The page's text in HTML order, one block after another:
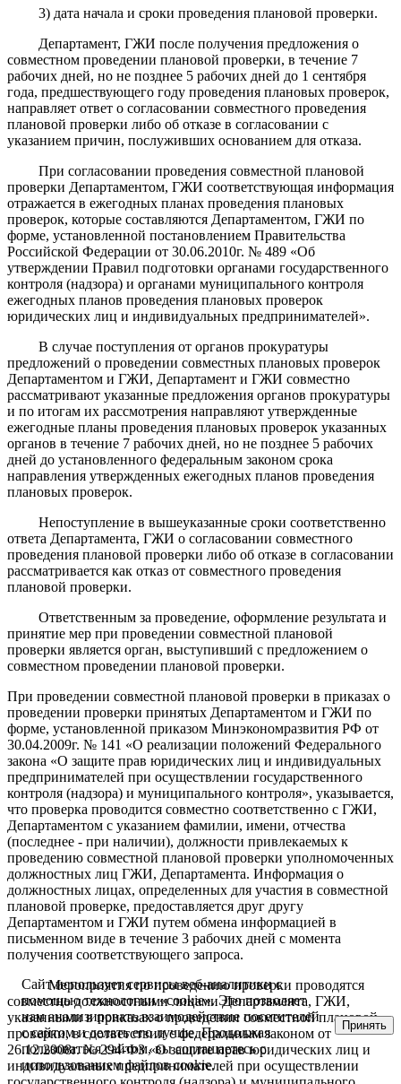
3) дата начала и сроки проведения плановой проверки.
Департамент, ГЖИ после получения предложения о
совместном проведении плановой проверки, в течение 7
рабочих дней, но не позднее 5 рабочих дней до 1 сентября
года, предшествующего году проведения плановых проверок,
направляет ответ о согласовании совместного проведения
плановой проверки либо об отказе в согласовании с
указанием причин, послуживших основанием для отказа.
При согласовании проведения совместной плановой
проверки Департаментом, ГЖИ соответствующая информация
отражается в ежегодных планах проведения плановых
проверок, которые составляются Департаментом, ГЖИ по
форме, установленной постановлением Правительства
Российской Федерации от 30.06.2010г. № 489 «Об
утверждении Правил подготовки органами государственного
контроля (надзора) и органами муниципального контроля
ежегодных планов проведения плановых проверок
юридических лиц и индивидуальных предпринимателей».
В случае поступления от органов прокуратуры
предложений о проведении совместных плановых проверок
Департаментом и ГЖИ, Департамент и ГЖИ совместно
рассматривают указанные предложения органов прокуратуры
и по итогам их рассмотрения направляют утвержденные
ежегодные планы проведения плановых проверок указанных
органов в течение 7 рабочих дней, но не позднее 5 рабочих
дней до установленного федеральным законом срока
направления утвержденных ежегодных планов проведения
плановых проверок.
Непоступление в вышеуказанные сроки соответственно
ответа Департамента, ГЖИ о согласовании совместного
проведения плановой проверки либо об отказе в согласовании
рассматривается как отказ от совместного проведения
плановой проверки.
Ответственным за проведение, оформление результата и
принятие мер при проведении совместной плановой
проверки является орган, выступивший с предложением о
совместном проведении плановой проверки.
При проведении совместной плановой проверки в приказах о
проведении проверки принятых Департаментом и ГЖИ по
форме, установленной приказом Минэкономразвития РФ от
30.04.2009г. № 141 «О реализации положений Федерального
закона «О защите прав юридических лиц и индивидуальных
предпринимателей при осуществлении государственного
контроля (надзора) и муниципального контроля», указывается,
что проверка проводится совместно соответственно с ГЖИ,
Департаментом с указанием фамилии, имени, отчества
(последнее - при наличии), должности привлекаемых к
проведению совместной плановой проверки уполномоченных
должностных лиц ГЖИ, Департамента. Информация о
должностных лицах, определенных для участия в совместной
плановой проверке, предоставляется друг другу
Департаментом и ГЖИ путем обмена информацией в
письменном виде в течение 3 рабочих дней с момента
получения соответствующего запроса.
Мероприятия по проведению проверки проводятся
совместно должностными лицами Департамента, ГЖИ,
указанными в приказах о проведении совместной плановой
проверки, в соответствии с федеральнымзаконом от
26.12.2008г. № 294-ФЗ «О защите прав юридических лиц и
индивидуальных предпринимателей при осуществлении
Сайт использует сервисы веб-аналитики с
помощью технологии «cookie». Это позволяет
нам анализировать взаимодействие посетителей
с сайтом и делать его лучше. Продолжая
пользоваться сайтом, вы соглашаетесь с
использованием файлов cookie.
Принять